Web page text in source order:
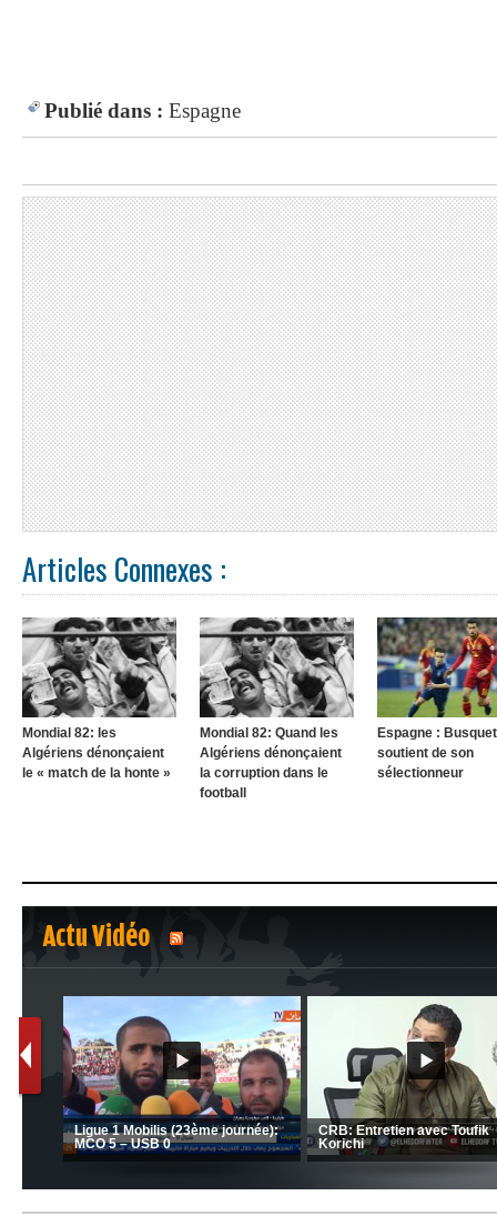
Publié dans : Espagne
Articles Connexes :
Mondial 82: les
Algériens dénonçaient
le « match de la honte »
Mondial 82: Quand les
Algériens dénonçaient
la corruption dans le
football
Espagne :
soutient de son
sélectionneur
Actu Vidéo
1 2
CSC:
MCA: Kaci-Saïd évoque le large
succès du Mouloudia face au FC
MFM
Zafour évoque la
du club